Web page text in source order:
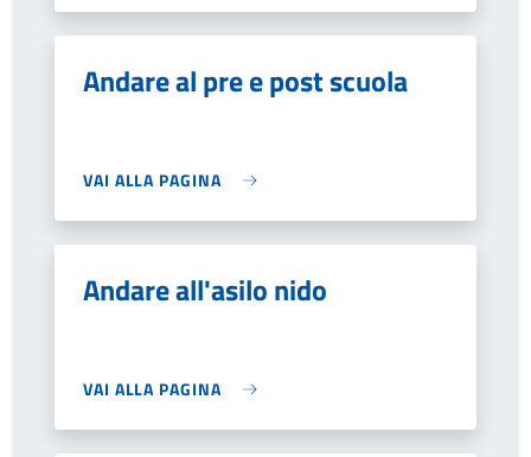
Andare al pre e post scuola
VAI ALLA PAGINA
Andare all'asilo nido
VAI ALLA PAGINA